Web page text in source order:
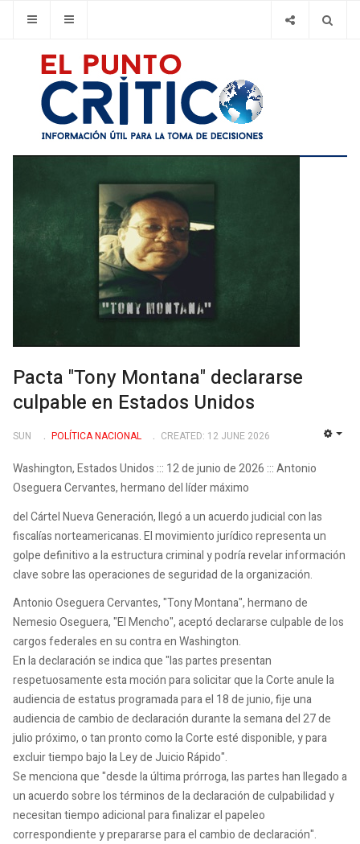
Pacta "Tony Montana" declararse
culpable en Estados Unidos
SUN POLÍ­TICA NACIONAL CREATED: 12 JUNE 2026
Washington, Estados Unidos ::: 12 de junio de 2026 ::: Antonio
Oseguera Cervantes, hermano del líder máximo
del Cártel Nueva Generación, llegó a un acuerdo judicial con las
fiscalías norteamericanas. El movimiento jurídico representa un
golpe definitivo a la estructura criminal y podría revelar información
clave sobre las operaciones de seguridad de la organización.
Antonio Oseguera Cervantes, "Tony Montana", hermano de
Nemesio Oseguera, "El Mencho", aceptó declararse culpable de los
cargos federales en su contra en Washington.
En la declaración se indica que "las partes presentan
respetuosamente esta moción para solicitar que la Corte anule la
audiencia de estatus programada para el 18 de junio, fije una
audiencia de cambio de declaración durante la semana del 27 de
julio próximo, o tan pronto como la Corte esté disponible, y para
excluir tiempo bajo la Ley de Juicio Rápido".
Se menciona que "desde la última prórroga, las partes han llegado a
un acuerdo sobre los términos de la declaración de culpabilidad y
necesitan tiempo adicional para finalizar el papeleo
correspondiente y prepararse para el cambio de declaración".